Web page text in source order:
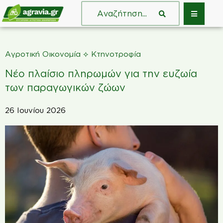
Αγροτική Οικονομία ⟡ Κτηνοτροφία
Νέο πλαίσιο πληρωμών για την ευζωία
των παραγωγικών ζώων
26 Ιουνίου 2026